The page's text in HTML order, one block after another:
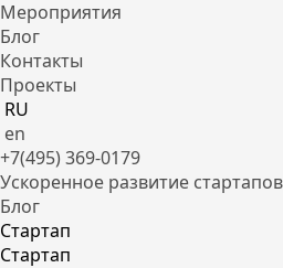
Мероприятия
Блог
Контакты
Проекты
RU
en
+7(495) 369-0179
Ускоренное развитие
Блог
Стартап
Стартап